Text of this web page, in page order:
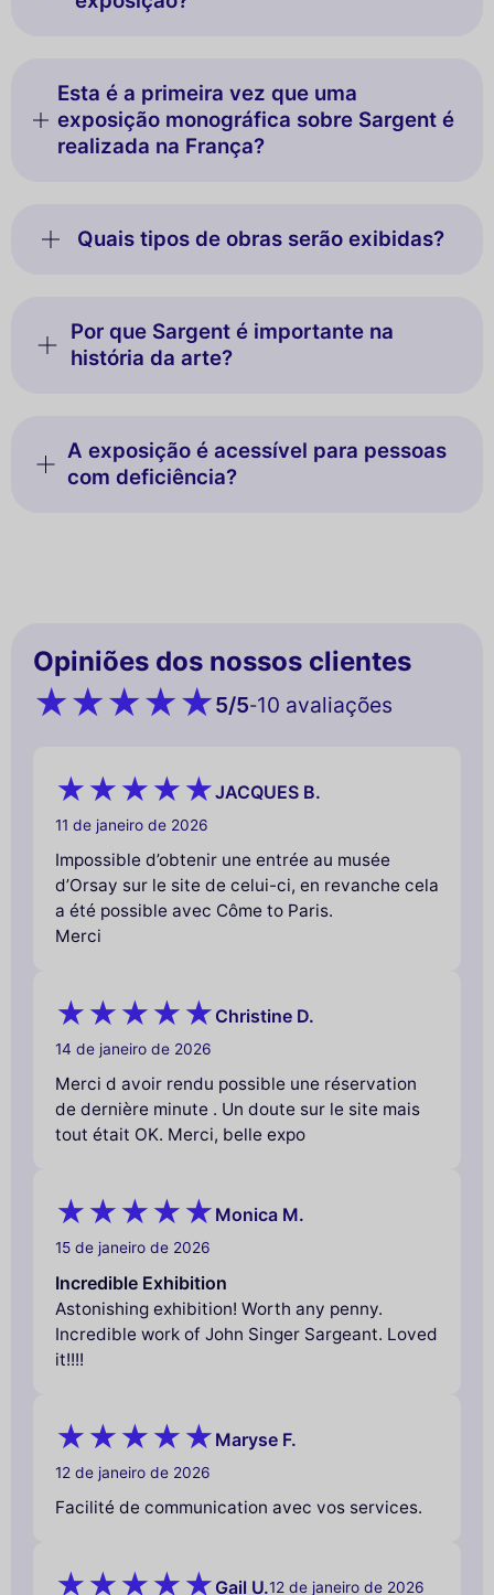
Esta é a primeira vez que uma
exposição monográfica sobre Sargent é
realizada na França?
Quais tipos de obras serão exibidas?
Por que Sargent é importante na
história da arte?
A exposição é acessível para pessoas
com deficiência?
Opiniões dos nossos clientes
5/5-10 avaliações
JACQUES B.
11 de janeiro de 2026
Impossible d’obtenir une entrée au musée
d’Orsay sur le site de celui-ci, en revanche cela
a été possible avec Côme to Paris.
Merci
Christine D.
14 de janeiro de 2026
Merci d avoir rendu possible une réservation
de dernière minute . Un doute sur le site mais
tout était OK. Merci, belle expo
Monica M.
15 de janeiro de 2026
Incredible Exhibition
Astonishing exhibition! Worth any penny.
Incredible work of John Singer Sargeant. Loved
it!!!!
Maryse F.
12 de janeiro de 2026
Facilité de communication avec vos services.
Gail U.12 de janeiro de 2026